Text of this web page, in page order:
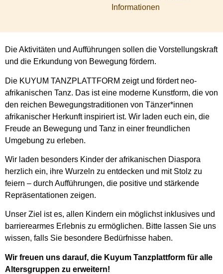
Informationen
Die Aktivitäten und Aufführungen sollen die Vorstellungskraft
und die Erkundung von Bewegung fördern.
Die KUYUM TANZPLATTFORM zeigt und fördert neo-
afrikanischen Tanz. Das ist eine moderne Kunstform, die von
den reichen Bewegungstraditionen von Tänzer*innen
afrikanischer Herkunft inspiriert ist. Wir laden euch ein, die
Freude an Bewegung und Tanz in einer freundlichen
Umgebung zu erleben.
Wir laden besonders Kinder der afrikanischen Diaspora
herzlich ein, ihre Wurzeln zu entdecken und mit Stolz zu
feiern – durch Aufführungen, die positive und stärkende
Repräsentationen zeigen.
Unser Ziel ist es, allen Kindern ein möglichst inklusives und
barrierearmes Erlebnis zu ermöglichen. Bitte lassen Sie uns
wissen, falls Sie besondere Bedürfnisse haben.
Wir freuen uns darauf, die Kuyum Tanzplattform für alle
Altersgruppen zu erweitern!